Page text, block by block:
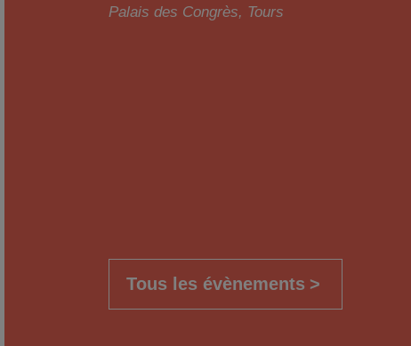
Palais des Congrès, Tours
Tous les évènements